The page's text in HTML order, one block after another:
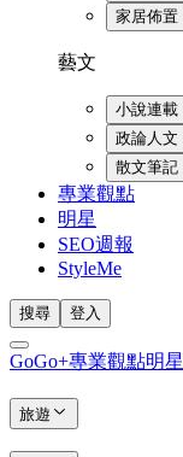
家居佈置
藝文
小說連載
政論人文
散文筆記
專業觀點
明星
SEO週報
StyleMe
搜尋 登入
GoGo+專業觀點明星
旅遊